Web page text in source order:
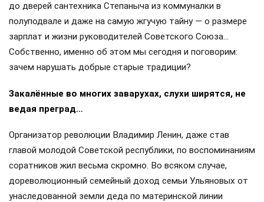
до дверей сантехника Степаныча из коммуналки в
полуподвале и даже на самую жгучую тайну — о размере
зарплат и жизни руководителей Советского Союза…
Собственно, именно об этом мы сегодня и поговорим:
зачем нарушать добрые старые традиции?
Закалённые во многих заварухах, слухи ширятся, не
ведая преград…
Организатор революции Владимир Ленин, даже став
главой молодой Советской республики, по воспоминаниям
соратников жил весьма скромно. Во всяком случае,
дореволюционный семейный доход семьи Ульяновых от
унаследованной земли деда по материнской линии